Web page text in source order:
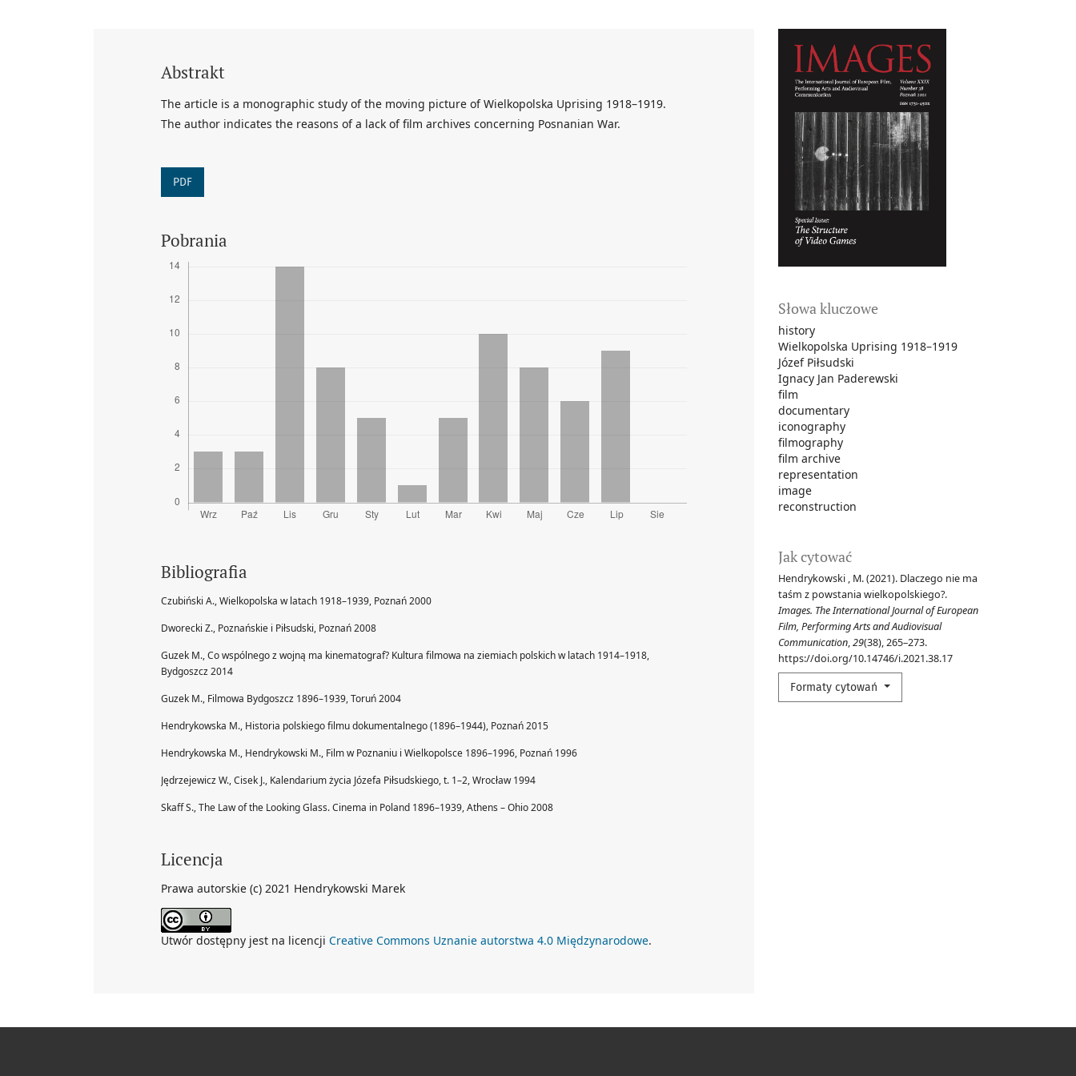
Słowa kluczowe
history
Wielkopolska Uprising 1918–1919
Józef Piłsudski
Ignacy Jan Paderewski
film
documentary
iconography
filmography
film archive
representation
image
reconstruction
Jak cytować
Hendrykowski , M. (2021). Dlaczego nie ma
taśm z powstania wielkopolskiego?.
Images. The International Journal of European
Film, Performing Arts and Audiovisual
Communication,29(38), 265–273.
https://doi.org/10.14746/i.2021.38.17
Formaty cytowań
Abstrakt
The article is a monographic study of the moving picture of Wielkopolska Uprising 1918–1919.
The author indicates the reasons of a lack of film archives concerning Posnanian War.
PDF
Pobrania
Bibliografia
Czubiński A., Wielkopolska w latach 1918–1939, Poznań 2000
Dworecki Z., Poznańskie i Piłsudski, Poznań 2008
Guzek M., Co wspólnego z wojną ma kinematograf? Kultura filmowa na ziemiach polskich w latach 1914–1918,
Bydgoszcz 2014
Guzek M., Filmowa Bydgoszcz 1896–1939, Toruń 2004
Hendrykowska M., Historia polskiego filmu dokumentalnego (1896–1944), Poznań 2015
Hendrykowska M., Hendrykowski M., Film w Poznaniu i Wielkopolsce 1896–1996, Poznań 1996
Jędrzejewicz W., Cisek J., Kalendarium życia Józefa Piłsudskiego, t. 1–2, Wrocław 1994
Skaff S., The Law of the Looking Glass. Cinema in Poland 1896–1939, Athens – Ohio 2008
Licencja
Prawa autorskie (c) 2021 Hendrykowski Marek
Utwór dostępny jest na licencji Creative Commons Uznanie autorstwa 4.0 Międzynarodowe.